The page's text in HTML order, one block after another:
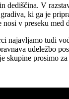
dediščina. V
ki ga je
v preseku med
najavljamo tudi
udeležbo
skupine prosimo